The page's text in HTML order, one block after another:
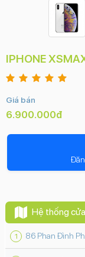
IPHONE
Giá bán
6.900.000đ
Hệ thống
86 Phan Đình